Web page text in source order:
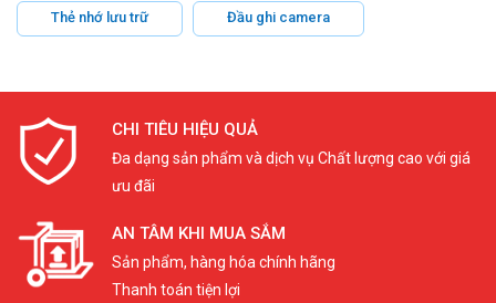
Thẻ nhớ lưu trữ Đầu ghi camera
CHI TIÊU HIỆU QUẢ
Đa dạng sản phẩm và dịch vụ Chất lượng cao với giá
ưu đãi
AN TÂM KHI MUA SẮM
Sản phẩm, hàng hóa chính hãng
Thanh toán tiện lợi